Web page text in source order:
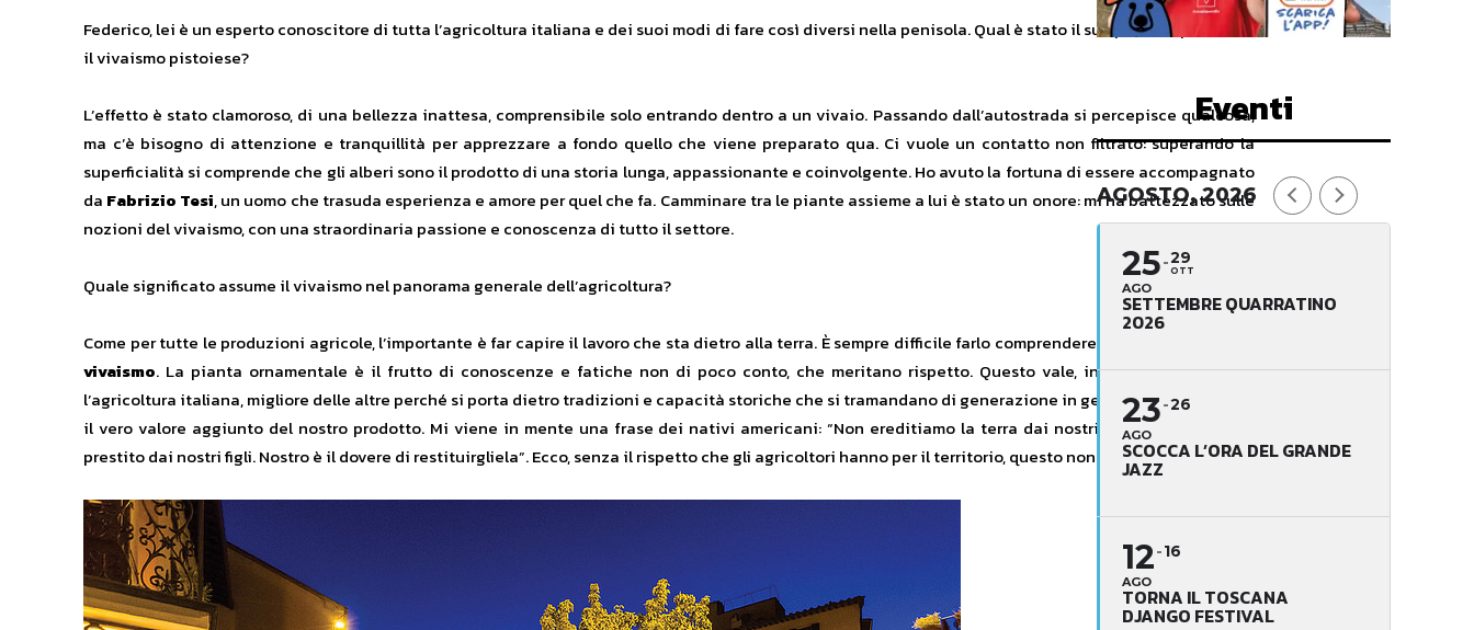
Federico, lei è un esperto conoscitore di tutta l’agricoltura italiana e dei suoi modi di fare così diversi nella penisola. Qual è stato il suo primo impatto con
il vivaismo pistoiese?
L’effetto è stato clamoroso, di una bellezza inattesa, comprensibile solo entrando dentro a un vivaio. Passando dall’autostrada si percepisce qualcosa,
ma c’è bisogno di attenzione e tranquillità per apprezzare a fondo quello che viene preparato qua. Ci vuole un contatto non filtrato: superando la
superficialità si comprende che gli alberi sono il prodotto di una storia lunga, appassionante e coinvolgente. Ho avuto la fortuna di essere accompagnato
da Fabrizio Tesi, un uomo che trasuda esperienza e amore per quel che fa. Camminare tra le piante assieme a lui è stato un onore: mi ha battezzato sulle
nozioni del vivaismo, con una straordinaria passione e conoscenza di tutto il settore.
Quale significato assume il vivaismo nel panorama generale dell’agricoltura?
Come per tutte le produzioni agricole, l’importante è far capire il lavoro che sta dietro alla terra. È sempre difficile farlo comprendere e così è anche per il
vivaismo. La pianta ornamentale è il frutto di conoscenze e fatiche non di poco conto, che meritano rispetto. Questo vale, in generale, per tutta
l’agricoltura italiana, migliore delle altre perché si porta dietro tradizioni e capacità storiche che si tramandano di generazione in generazione. Questo è
il vero valore aggiunto del nostro prodotto. Mi viene in mente una frase dei nativi americani: “Non ereditiamo la terra dai nostri avi; la prendiamo a
prestito dai nostri figli. Nostro è il dovere di restituirgliela”. Ecco, senza il rispetto che gli agricoltori hanno per il territorio, questo non sarebbe possibile.
Eventi
AGOSTO, 2026
25
AGO
29
OTT
SETTEMBRE QUARRATINO
2026
23
AGO
26
SCOCCA L’ORA DEL GRANDE
JAZZ
12
AGO
16
TORNA IL TOSCANA
DJANGO FESTIVAL